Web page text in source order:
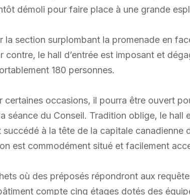
démoli pour faire place à une grande
section surplombant la promenade en
le hall d’entrée est imposant et
180 personnes.
occasions, il pourra être ouvert
séance du Conseil. Tradition oblige, le hall
à la tête de la capitale canadienne
est commodément situé et facilement
où des préposés répondront aux
compte cinq étages dotés des